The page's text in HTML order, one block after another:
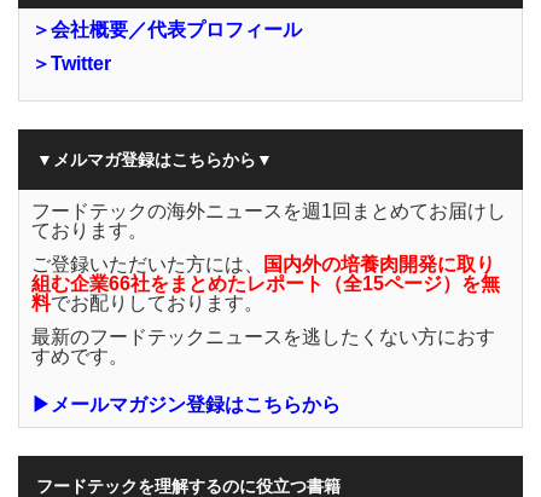
＞会社概要／代表プロフィール
＞Twitter
▼メルマガ登録はこちらから▼
フードテックの海外ニュースを週1回まとめてお届けし
ております。
ご登録いただいた方には、
国内外の培養肉開発に取り
組む企業66社をまとめたレポート（全15ページ）を無
料でお配りしております。
最新のフードテックニュースを逃したくない方におす
すめです。
▶メールマガジン登録はこちらから
フードテックを理解するのに役立つ書籍